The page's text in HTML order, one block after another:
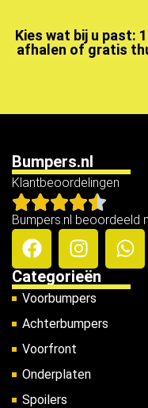
Kies wat bij u past:
afhalen of gratis
Bumpers.nl
Klantbeoordelingen
Bumpers.nl beoordeeld
Categorieën
Voorbumpers
Achterbumpers
Voorfront
Onderplaten
Spoilers